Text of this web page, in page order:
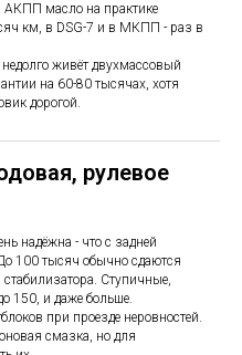
АКПП масло на практике
км, в DSG-7 и в МКПП - раз в
живёт двухмассовый
на 60-80 тысячах, хотя
дорогой.
рулевое
надёжна - что с задней
100 тысяч обычно сдаются
Ступичные,
150, и даже больше.
при проезде неровностей.
смазка, но для